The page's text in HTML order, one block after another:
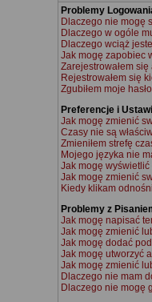
Problemy
Dlaczego nie mogę
Dlaczego w ogóle
Dlaczego wciąż
Jak mogę zapobiec
Zarejestrowałem
Rejestrowałem się
Zgubiłem moje
Preferencje i
Jak mogę zmienić
Czasy nie są
Zmieniłem strefę
Mojego języka nie
Jak mogę
Jak mogę zmienić
Kiedy klikam
Problemy z
Jak mogę napisać
Jak mogę zmienić
Jak mogę dodać
Jak mogę utworzyć
Jak mogę zmienić
Dlaczego nie mam
Dlaczego nie mogę